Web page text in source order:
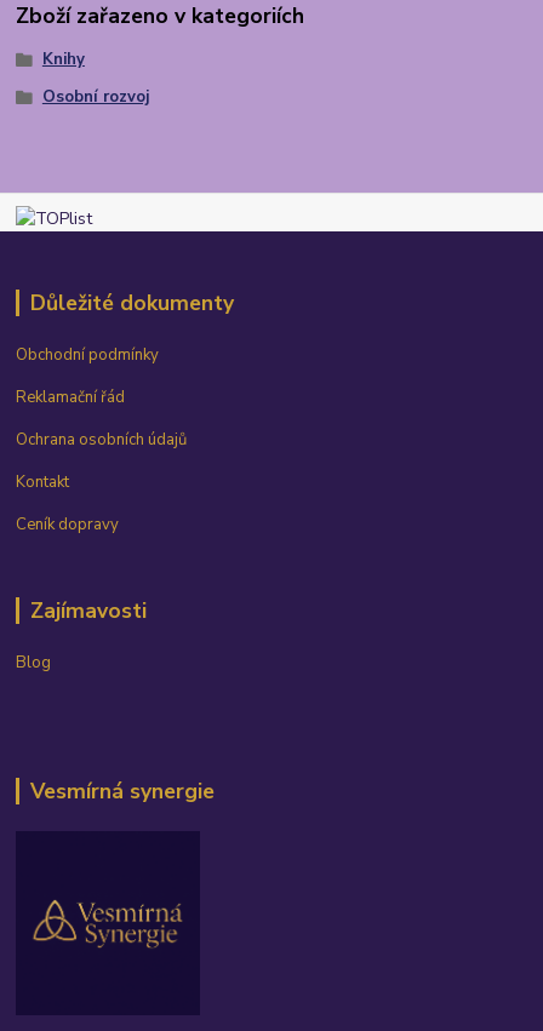
Zboží zařazeno v kategoriích
Knihy
Osobní rozvoj
Důležité dokumenty
Obchodní podmínky
Reklamační řád
Ochrana osobních údajů
Kontakt
Ceník dopravy
Zajímavosti
Blog
Vesmírná synergie